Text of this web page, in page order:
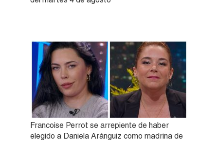
Francoise Perrot se arrepiente de haber
elegido a Daniela Aránguiz como madrina de